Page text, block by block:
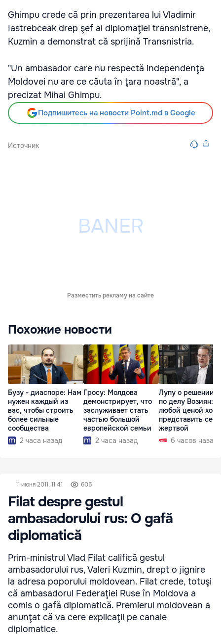
Ghimpu crede că prin prezentarea lui Vladimir
Iastrebceak drep şef al diplomaţiei transnistrene,
Kuzmin a demonstrat că sprijină Transnistria.
"Un ambasador care nu respectă independenţa
Moldovei nu are ce căuta în ţara noastră", a
precizat Mihai Ghimpu.
Подпишитесь на новости Point.md в Google
Источник
Разместить рекламу на сайте
Похожие новости
Бузу - диаспоре: Нам
нужен каждый из
вас, чтобы строить
более сильные
сообщества
2 часа назад
Гросу: Молдова
демонстрирует, что
заслуживает стать
частью большой
европейской семьи
2 часа назад
Лупу о решении
по делу Возиян:
любой ценой
представить себя
жертвой
6 часов назад
11 июня 2011, 11:41 605
Filat despre gestul
ambasadorului rus: O gafă
diplomatică
Prim-ministrul Vlad Filat califică gestul
ambasadorului rus, Valeri Kuzmin, drept o jignire
la adresa poporului moldovean. Filat crede, totuşi
că ambasadorul Federaţiei Ruse în Moldova a
comis o gafă diplomatică. Premierul moldovean a
anunţat că va cere explicaţii pe canale
diplomatice.